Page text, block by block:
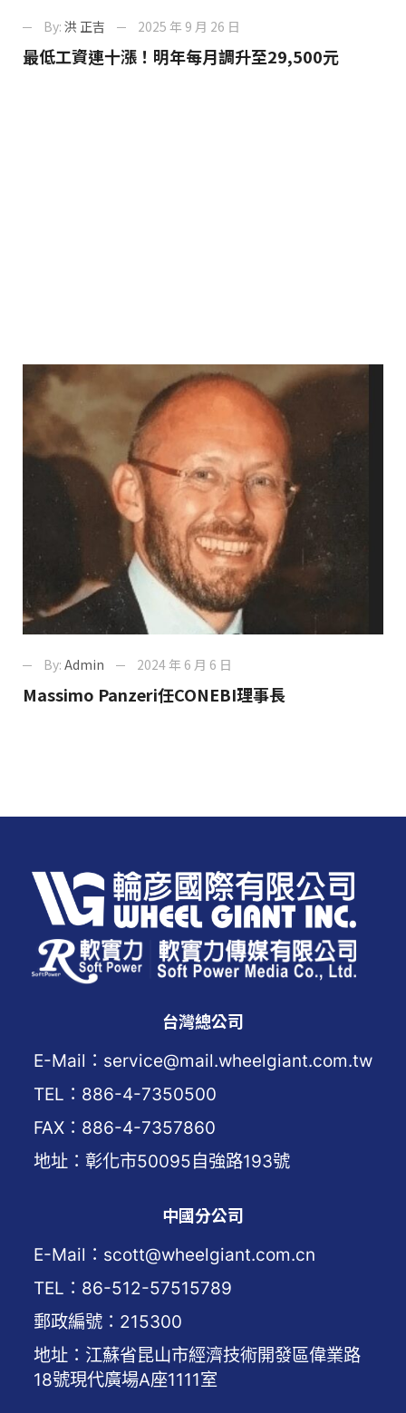
By: 洪 正吉 2025 年 9 月 26 日
最低工資連十漲！明年每月調升至29,500元
By: Admin 2024 年 6 月 6 日
Massimo Panzeri任CONEBI理事長
台灣總公司
E-Mail：service@mail.wheelgiant.com.tw
TEL：886-4-7350500
FAX：886-4-7357860
地址：彰化市50095自強路193號
中國分公司
E-Mail：scott@wheelgiant.com.cn
TEL：86-512-57515789
郵政編號：215300
地址：江蘇省昆山市經濟技術開發區偉業路
18號現代廣場A座1111室